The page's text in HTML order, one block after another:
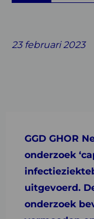
on on on withon
23 februari 2023
GGD GHOR
onderzoek
uitgevoerd.
onderzoek